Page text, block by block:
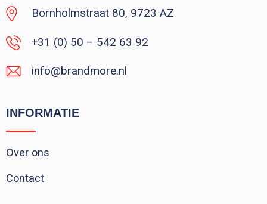
Bornholmstraat 80, 9723 AZ
+31 (0) 50 – 542 63 92
info@brandmore.nl
INFORMATIE
Over ons
Contact